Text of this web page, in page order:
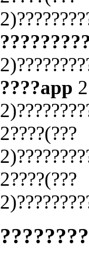
????app
2????(???
2????(???